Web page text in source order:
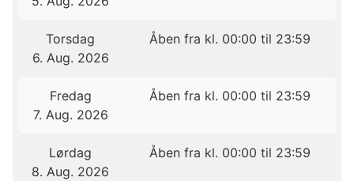
Torsdag
6. Aug. 2026
Åben fra kl. 00:00 til 23:59
Fredag
7. Aug. 2026
Åben fra kl. 00:00 til 23:59
Lørdag
8. Aug. 2026
Åben fra kl. 00:00 til 23:59